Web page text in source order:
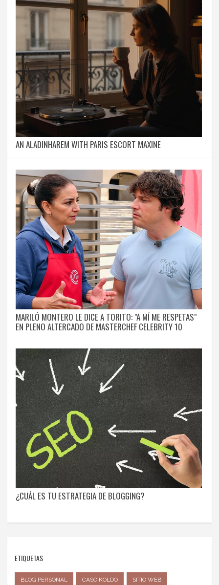
AN ALADINHAREM WITH PARIS ESCORT MAXINE
MARILÓ MONTERO LE DICE A TORITO: "A MÍ ME RESPETAS"
EN PLENO ALTERCADO DE MASTERCHEF CELEBRITY 10
¿CUÁL ES TU ESTRATEGIA DE BLOGGING?
ETIQUETAS
BLOG PERSONAL CASO KOLDO SITIO WEB